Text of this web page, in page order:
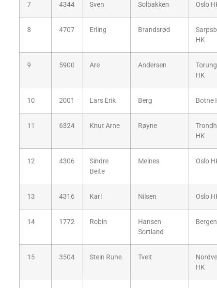
7 4344 Sven Solbakken Oslo
8 4707 Erling Brandsrød
HK
9 5900 Are Andersen
HK
10 2001 Lars Erik Berg Botne
11 6324 Knut Arne Røyne
HK
12 4306
Sindre
Beite
Melnes Oslo
13 4316 Karl Nilsen Oslo
14 1772 Robin
Hansen
Sortland
15 3504 Stein Rune Tveit
HK